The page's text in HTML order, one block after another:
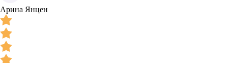
Арина Янцен